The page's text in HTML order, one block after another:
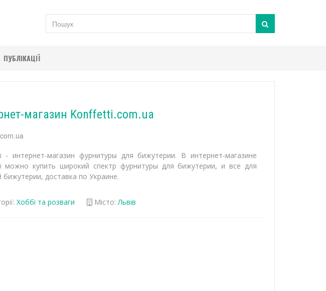
ПУБЛІКАЦІЇ
магазин Konffetti.com.ua
- интернет-магазин фурнитуры для бижутерии. В интернет-магазине
можно купить широкий спектр фурнитуры для бижутерии, и все для
бижутерии, доставка по Украине.
Хоббі та розваги Місто:Львів